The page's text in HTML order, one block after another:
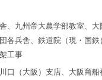
、九州帝大農学部教室、大
各兵舎、鉄道院（現・国鉄
工事
口（大阪）支店、大阪商船